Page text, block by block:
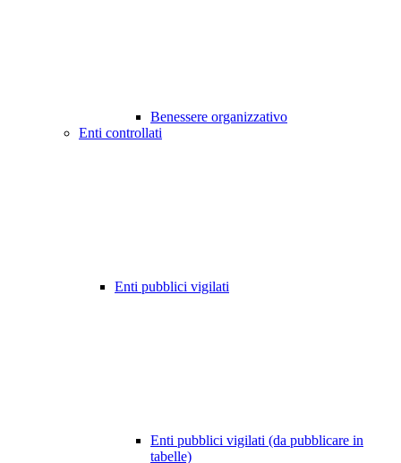
Benessere organizzativo
Enti controllati
Enti pubblici vigilati
Enti pubblici vigilati (da pubblicare in
tabelle)